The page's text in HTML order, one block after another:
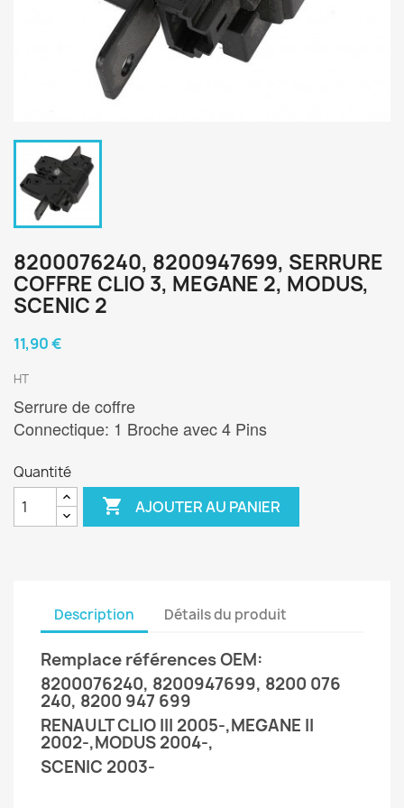
8200076240, 8200947699, SERRURE
COFFRE CLIO 3, MEGANE 2, MODUS,
SCENIC 2
11,90 €
HT
Serrure de coffre
Connectique: 1 Broche avec 4 Pins
Quantité
 AJOUTER AU PANIER
Description Détails du produit
Remplace références OEM:
8200076240, 8200947699, 8200 076
240, 8200 947 699
RENAULT CLIO III 2005-,MEGANE II
2002-,MODUS 2004-,
SCENIC 2003-